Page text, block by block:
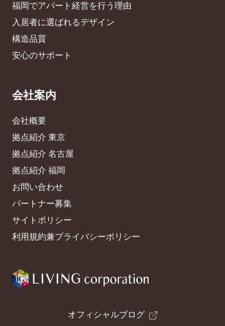
福岡でアパート経営を行う理由
入居者に選ばれるデザイン
構造品質
安心のサポート
会社案内
会社概要
拠点紹介 東京
拠点紹介 名古屋
拠点紹介 福岡
お問い合わせ
パートナー募集
サイトポリシー
利用規約兼プライバシーポリシー
オフィシャルブログ